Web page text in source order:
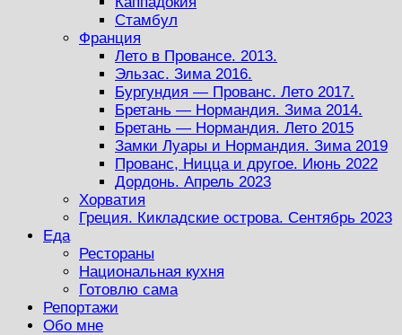
Стамбул
Франция
Лето в Провансе. 2013.
Эльзас. Зима 2016.
Бургундия — Прованс. Лето 2017.
Бретань — Нормандия. Зима 2014.
Бретань — Нормандия. Лето 2015
Замки Луары и Нормандия. Зима 2019
Прованс, Ницца и другое. Июнь 2022
Дордонь. Апрель 2023
Хорватия
Греция. Кикладские острова. Сентябрь 2023
Еда
Рестораны
Национальная кухня
Готовлю сама
Репортажи
Обо мне